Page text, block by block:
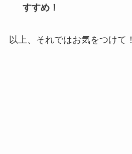
すすめ！
以上、それではお気をつけて！